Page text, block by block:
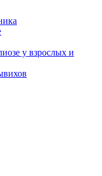
у взрослых и